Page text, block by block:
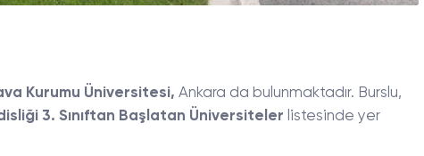
Kurumu Üniversitesi, Ankara da bulunmaktadır. Burslu,
3. Sınıftan Başlatan Üniversiteler listesinde yer